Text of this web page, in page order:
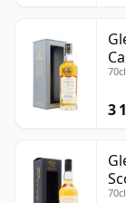
3
år